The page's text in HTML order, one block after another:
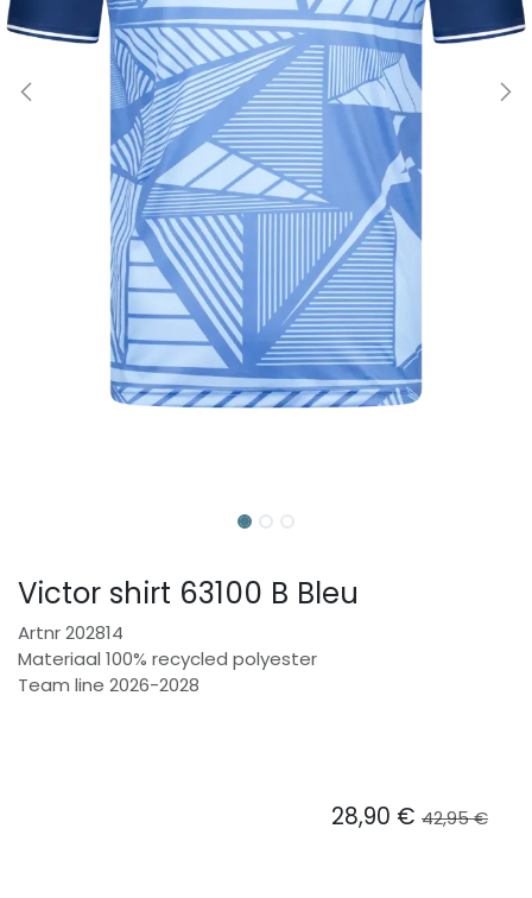
Victor shirt 63100 B Bleu
Artnr 202814
Materiaal 100% recycled polyester
Team line 2026-2028
28,90 € 42,95€